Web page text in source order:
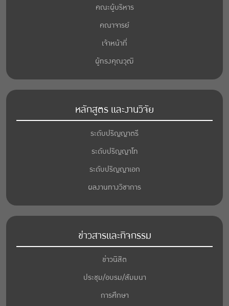
คณะผู้บริหาร
คณาจารย์
เจ้าหน้าที่
ผู้ทรงคุณวุฒิ
หลักสูตร และงานวิจัย
ระดับปริญญาตรี
ระดับปริญญาโท
ระดับปริญญาเอก
ผลงานทางวิชาการ
ข่าวสารและกิจกรรม
ข่าวนิสิต
ประชุม/อบรม/สัมมนา
การศึกษา